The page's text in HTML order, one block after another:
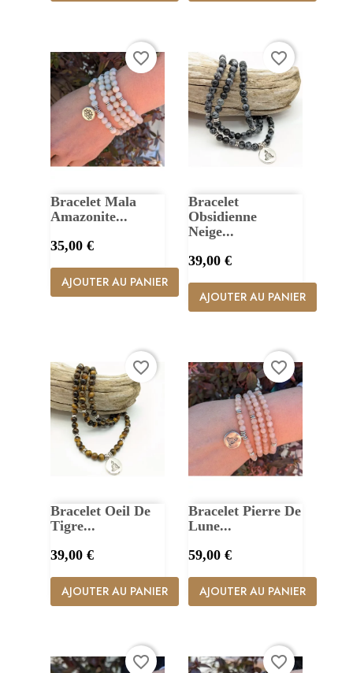
Bracelet Mala
Amazonite...
Prix
35,00 €
AJOUTER AU PANIER
favorite_border
Bracelet
Obsidienne
Neige...
Prix
39,00 €
AJOUTER AU PANIER
favorite_border
Bracelet Oeil De
Tigre...
Prix
39,00 €
AJOUTER AU PANIER
favorite_border
Bracelet Pierre De
Lune...
Prix
59,00 €
AJOUTER AU PANIER
favorite_border
favorite_border favorite_border